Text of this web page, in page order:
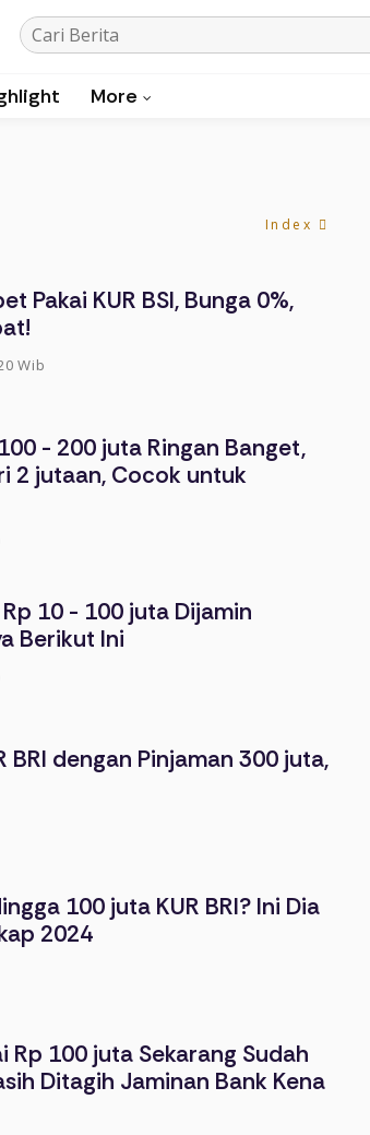
More
Index
Pakai KUR BSI, Bunga 0%,
Wib
- 200 juta Ringan Banget,
2 jutaan, Cocok untuk
10 - 100 juta Dijamin
Berikut Ini
BRI dengan Pinjaman 300 juta,
100 juta KUR BRI? Ini Dia
2024
Rp 100 juta Sekarang Sudah
Ditagih Jaminan Bank Kena